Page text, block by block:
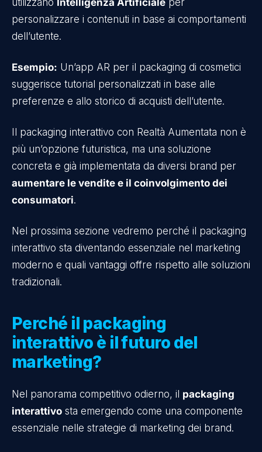
personalizzare i contenuti in base ai comportamenti
dell’utente.
Esempio: Un’app AR per il packaging di cosmetici
suggerisce tutorial personalizzati in base alle
preferenze e allo storico di acquisti dell’utente.
Il packaging interattivo con Realtà Aumentata non è
più un’opzione futuristica, ma una soluzione
concreta e già implementata da diversi brand per
aumentare le vendite e il coinvolgimento dei
consumatori.
Nel prossima sezione vedremo perché il packaging
interattivo sta diventando essenziale nel marketing
moderno e quali vantaggi offre rispetto alle soluzioni
tradizionali.
Perché il packaging
interattivo è il futuro del
marketing?
Nel panorama competitivo odierno, il packaging
interattivo sta emergendo come una componente
essenziale nelle strategie di marketing dei brand.